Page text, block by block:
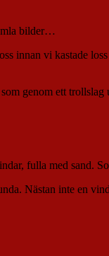
bilder…
innan vi kastade
genom ett trollslag
fulla med sand.
Nästan inte en